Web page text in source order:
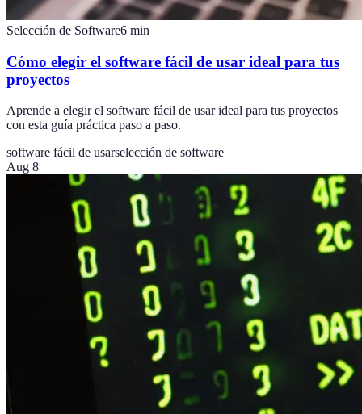
Selección de Software6 min
Cómo elegir el software fácil de usar ideal para tus
proyectos
Aprende a elegir el software fácil de usar ideal para tus proyectos
con esta guía práctica paso a paso.
software fácil de usarselección de software
Aug 8